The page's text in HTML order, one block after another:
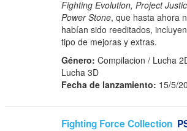
Fighting Evolution, Project
Power Stone, que hasta ahora
habían sido reeditados,
tipo de mejoras y extras.
Género: Compilacion / Lucha
Lucha 3D
Fecha de lanzamiento: 15/5/
Fighting Force Collection